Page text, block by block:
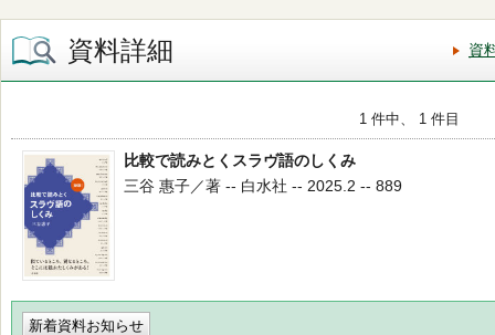
資料詳細 資
1 件中、 1 件目
比較で読みとくスラヴ語のしくみ
三谷 惠子／著 -- 白水社 -- 2025.2 -- 889
新着資料お知らせ